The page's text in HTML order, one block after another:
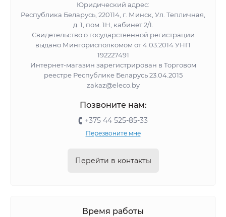
Юридический адрес:
Республика Беларусь, 220114, г. Минск, Ул. Тепличная,
д. 1, пом. 1Н, кабинет 2/1.
Свидетельство о государственной регистрации
выдано Мингорисполкомом от 4.03.2014 УНП
192227491
Интернет-магазин зарегистрирован в Торговом
реестре Республике Беларусь 23.04.2015
zakaz@eleco.by
Позвоните нам:
+375 44 525-85-33
Перезвоните мне
Перейти в контакты
Время работы